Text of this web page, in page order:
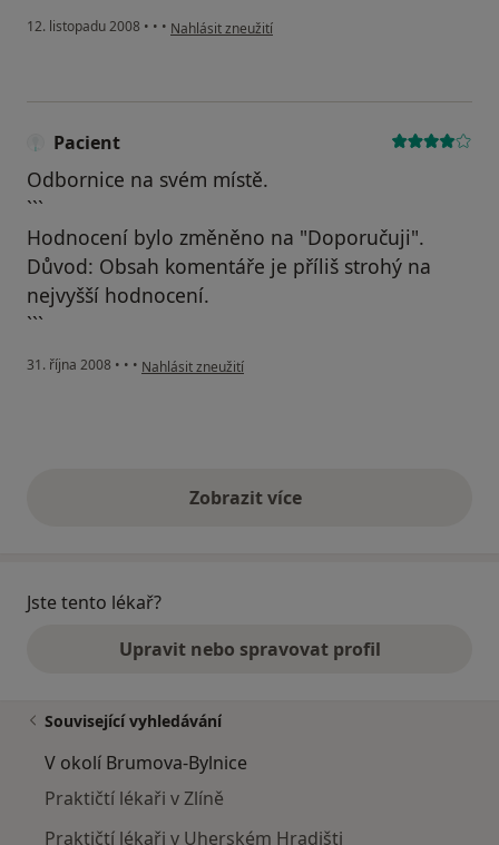
12. listopadu 2008 • • • podle názoru uživatele ?????
Nahlásit zneužití
Pacient
Odbornice na svém místě.
```
Hodnocení bylo změněno na "Doporučuji".
Důvod: Obsah komentáře je příliš strohý na
nejvyšší hodnocení.
```
31. října 2008 • • • podle názoru uživatele Pacient
Nahlásit zneužití
Zobrazit vícevýše uvedené názory
Jste tento lékař?
Upravit nebo spravovat profil
Související vyhledávání
V okolí Brumova-Bylnice
Praktičtí lékaři v Zlíně
Praktičtí lékaři v Uherském Hradišti